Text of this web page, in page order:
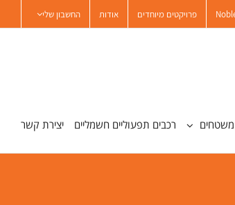
פרויקטים מיוחדים אודות החשבון שלי
רכבים תפעוליים חשמליים יצירת קשר